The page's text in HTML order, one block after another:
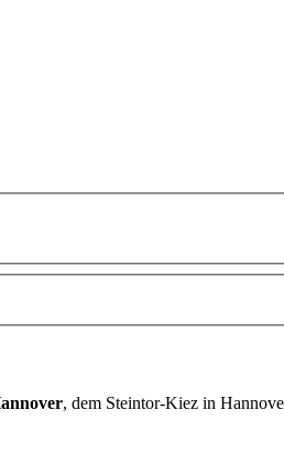
, dem Steintor-Kiez in